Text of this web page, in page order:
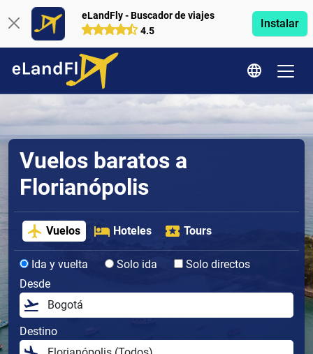
eLandFly - Buscador de viajes
4.5
Instalar
Vuelos baratos a
Florianópolis
Vuelos Hoteles Tours
Ida y vuelta Solo ida
Solo directos
Desde
Destino